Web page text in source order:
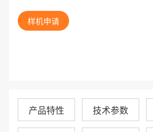
样机申请
产品特性 技术参数